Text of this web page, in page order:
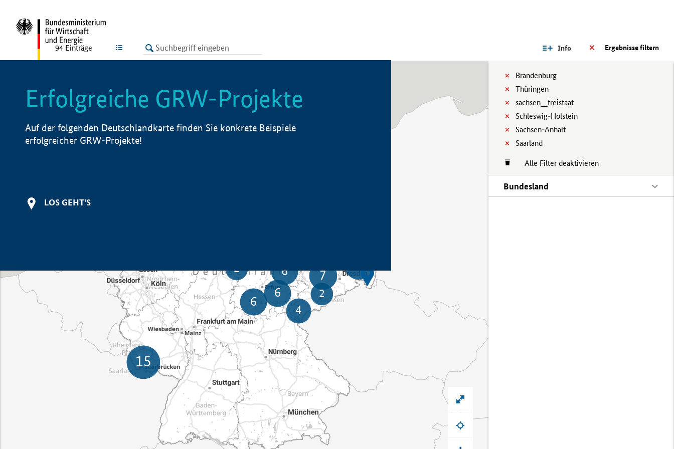
LISTE Ergebnisse filtern
Info
Brandenburg
Thüringen
sachsen__freistaat
Schleswig-Holstein
Sachsen-Anhalt
Saarland
Alle Filter deaktivieren
Bundesland
94 Einträge
Erfolgreiche GRW-Projekte
Auf der folgenden Deutschlandkarte finden Sie konkrete Beispiele
erfolgreicher GRW-Projekte!
LOS GEHT'S